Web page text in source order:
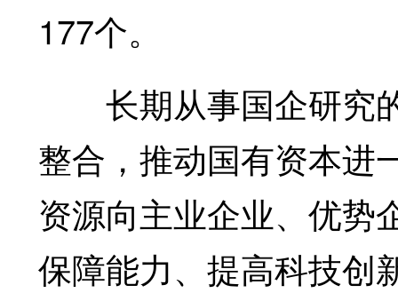
177个。
长期从事国企研究
整合，推动国有资本进
资源向主业企业、优势
保障能力、提高科技创